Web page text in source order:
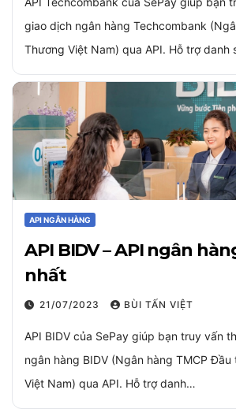
giao dịch ngân hàng Techcombank
Thương Việt Nam) qua API. Hỗ trợ danh
API NGÂN HÀNG
API BIDV – API ngân
nhất
21/07/2023 BÙI TẤN VIỆT
API BIDV của SePay giúp bạn truy vấn
ngân hàng BIDV (Ngân hàng TMCP
Việt Nam) qua API. Hỗ trợ danh…